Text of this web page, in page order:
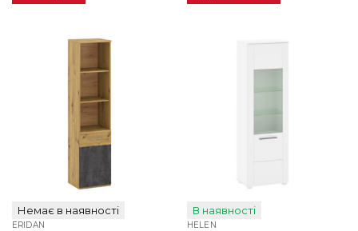
Немає в наявності
ERIDAN
В наявності
HELEN